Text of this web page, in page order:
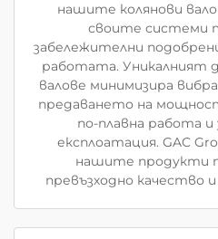
нашите колянови
своите системи
забележителни
работата. Уникалният
валове минимизира
предаването на
по-плавна работа и
експлоатация. GAC
нашите продукти
превъзходно качество